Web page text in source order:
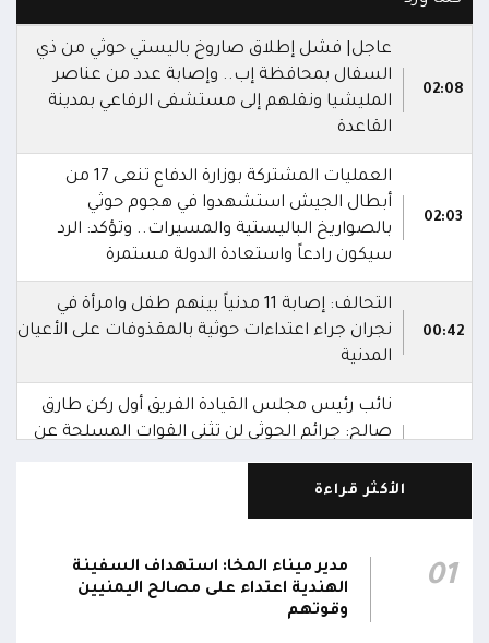
02:08
عاجل| فشل إطلاق صاروخ باليستي حوثي من ذي
السفال بمحافظة إب.. وإصابة عدد من عناصر
المليشيا ونقلهم إلى مستشفى الرفاعي بمدينة
القاعدة
02:03
العمليات المشتركة بوزارة الدفاع تنعى 17 من
أبطال الجيش استشهدوا في هجوم حوثي
بالصواريخ الباليستية والمسيرات.. وتؤكد: الرد
سيكون رادعاً واستعادة الدولة مستمرة
00:42
التحالف: إصابة 11 مدنياً بينهم طفل وامرأة في
نجران جراء اعتداءات حوثية بالمقذوفات على الأعيان
المدنية
نائب رئيس مجلس القيادة الفريق أول ركن طارق
صالح: جرائم الحوثي لن تثني القوات المسلحة عن
أداء واجبها الوطني واستعادة الدولة وعاصمتها
صنعاء
00:28
صالح يشيد بالروح القتالية العالية لكافة منتسبي
الفرقتين الأولى والثالثة وحسن التعامل مع الموقف
وثبات المقاتلين في مواقعهم
الأكثر قراءة
01
مدير ميناء المخا: استهداف السفينة
الهندية اعتداء على مصالح اليمنيين
وقوتهم